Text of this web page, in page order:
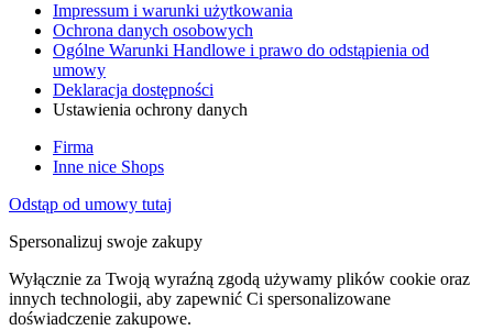
Impressum i warunki użytkowania
Ochrona danych osobowych
Ogólne Warunki Handlowe i prawo do odstąpienia od
umowy
Deklaracja dostępności
Ustawienia ochrony danych
Firma
Inne nice Shops
Odstąp od umowy tutaj
Spersonalizuj swoje zakupy
Wyłącznie za Twoją wyraźną zgodą używamy plików cookie oraz
innych technologii, aby zapewnić Ci spersonalizowane
doświadczenie zakupowe.